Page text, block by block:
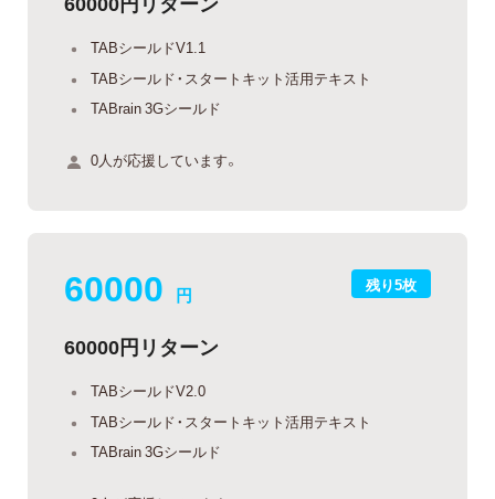
TABシールドV1.1
TABシールド・スタートキット活用テキスト
TABrain 3Gシールド
0人が応援しています。
残り5枚
60000 円
60000円リターン
TABシールドV2.0
TABシールド・スタートキット活用テキスト
TABrain 3Gシールド